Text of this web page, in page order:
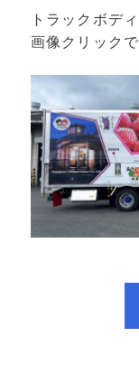
トラックボデ
画像クリック